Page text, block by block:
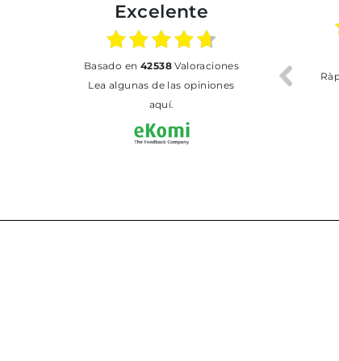
Excelente
basado en 42538Valoraciones
Lea algunas de las opiniones
aquí.